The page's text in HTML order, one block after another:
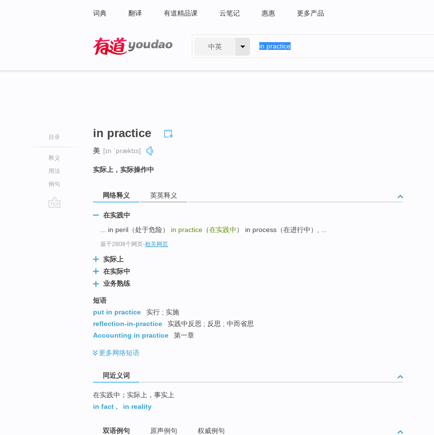
词典 翻译 有道精品课 云笔记 惠惠 更多产品
中英
目录
释义
用法
例句
in practice
美 [ɪn ˈpræktɪs]
实际上，实际操作中
网络释义 英英释义
在实践中
... in peril（处于危险） in practice （在实践中） in process（在进行中）, ...
基于2808个网页-相关网页
实际上
在实际中
业务熟练
短语
put in practice
实行 ; 实施
reflection-in-practice
实践中反思 ; 反思 ; 中而省思
Accounting in practice
第一章
更多网络短语
同近义词
在实践中；实际上，事实上
in fact , in reality
双语例句 原声例句 权威例句